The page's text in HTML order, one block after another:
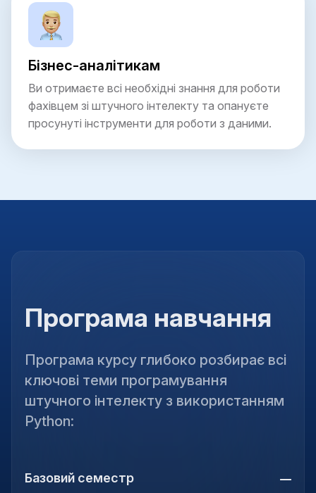
Бізнес-аналітикам
Ви отримаєте всі необхідні знання для роботи
фахівцем зі штучного інтелекту та опануєте
просунуті інструменти для роботи з даними.
Програма навчання
Програма курсу глибоко розбирає всі
ключові теми програмування
штучного інтелекту з використанням
Python:
Базовий семестр